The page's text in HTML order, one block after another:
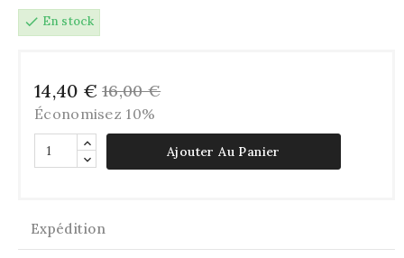
check En stock
14,40 € 16,00 €
Économisez 10%
Ajouter Au Panier
Expédition